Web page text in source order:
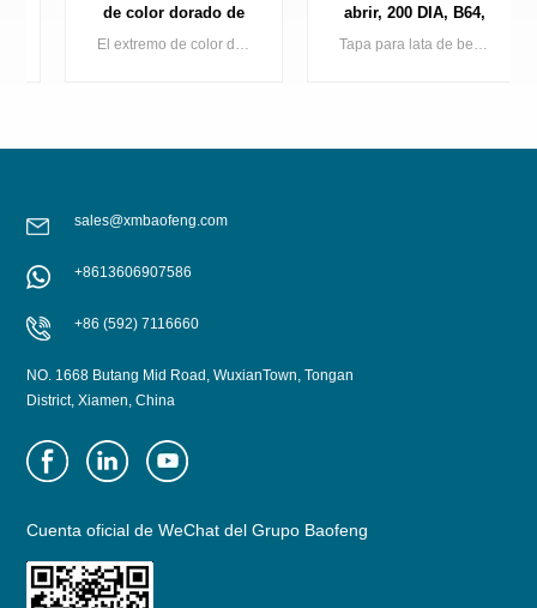
de color dorado de
alta calidad paraEl extremo de color dorado hace que su lata de bebidas brille en el estante, Baofeng ofrece una serie completa de extremos de latas doradas que incluyen dorado claro, dorado oscuro.
abrir, 200 DIA, B64,
extremo para lata de
Tapa para lata de bebidas de aluminio de 200 mm de diámetro, con revestimiento negro y fácil apertura, precio de fábrica.
sales@xmbaofeng.com
+8613606907586
+86 (592) 7116660
NO. 1668 Butang Mid Road, WuxianTown, Tongan
District, Xiamen, China
Cuenta oficial de WeChat del Grupo Baofeng